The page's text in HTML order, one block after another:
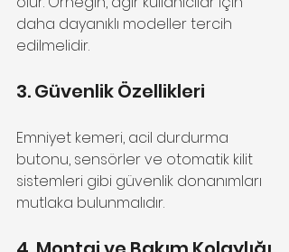
daha dayanıklı modeller tercih
edilmelidir.
3. Güvenlik Özellikleri
Emniyet kemeri, acil durdurma
butonu, sensörler ve otomatik kilit
sistemleri gibi güvenlik donanımları
mutlaka bulunmalıdır.